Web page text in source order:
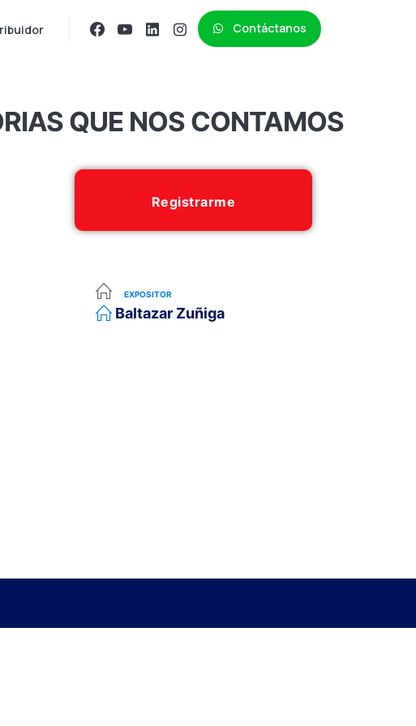
Contáctanos
QUE NOS CONTAMOS
Registrarme
EXPOSITOR
Baltazar Zuñiga